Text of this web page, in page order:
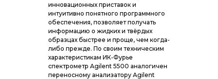
инновационных приставок и
интуитивно понятного программного
обеспечения, позволяет получать
информацию о жидких и твёрдых
образцах быстрее и проще, чем когда-
либо прежде. По своим техническим
характеристикам ИК-Фурье
спектрометр Agilent 5500 аналогичен
переносному анализатору Agilent